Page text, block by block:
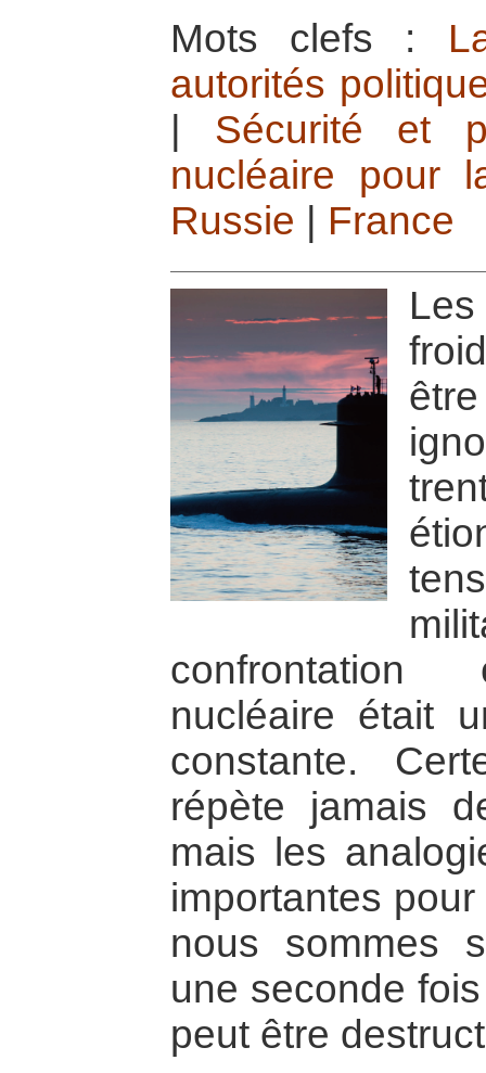
Mots clefs :
autorités
Sécurité et
nucléaire pour
Russie
France
confrontation
nucléaire était
constante.
répète jamais
mais les
importantes
nous sommes
une seconde
peut être